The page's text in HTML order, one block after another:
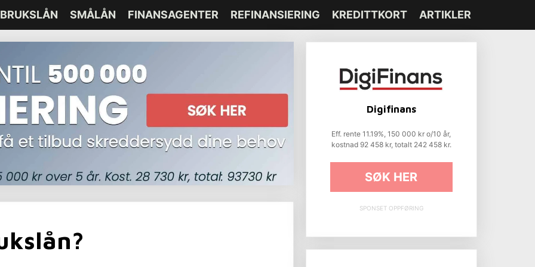
SMÅLÅN FINANSAGENTER REFINANSIERING KREDITTKORT ARTIKLER
Digifinans
Eff. rente 11.19%, 150 000 kr o/10 år,
kostnad 92 458 kr, totalt 242 458 kr.
SØK HER
SPONSET OPPFØRING